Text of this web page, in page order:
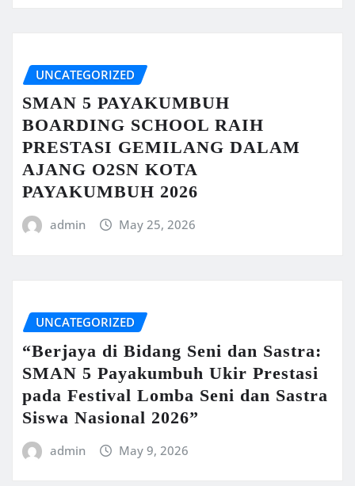
UNCATEGORIZED
SMAN 5 PAYAKUMBUH
BOARDING SCHOOL RAIH
PRESTASI GEMILANG DALAM
AJANG O2SN KOTA
PAYAKUMBUH 2026
admin May 25, 2026
UNCATEGORIZED
“Berjaya di Bidang Seni dan Sastra:
SMAN 5 Payakumbuh Ukir Prestasi
pada Festival Lomba Seni dan Sastra
Siswa Nasional 2026”
admin May 9, 2026